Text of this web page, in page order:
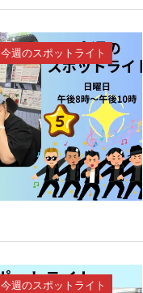
今週のスポットライト
今週のスポットライト